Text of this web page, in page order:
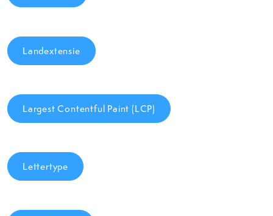
Landextensie
Largest Contentful Paint (LCP)
Lettertype